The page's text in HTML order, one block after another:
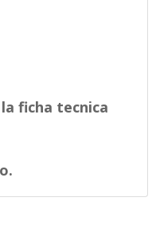
ficha tecnica